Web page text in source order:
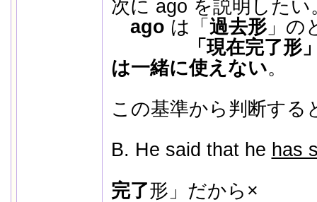
次に ago を説明したい
ago は「 過去形」の
「現在完了形
は一緒に使えない。
この基準から判断する
B. He said that he has
完了形」だから×